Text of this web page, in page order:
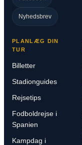
Nyhedsbrev
PLANLÆG DIN
TUR
Billetter
Stadionguides
Rejsetips
Fodboldrejse i
Spanien
Kampdag i